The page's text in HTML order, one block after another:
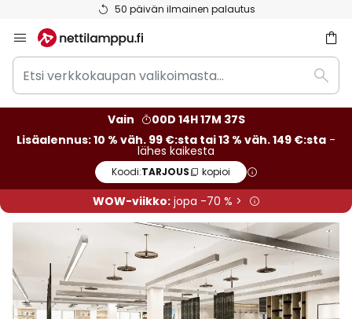
Ilmainen toimitus väh. 99 euron tilauksille
to
Content
Etsi
verkkokaupan
valikoimasta...
Etsi
Vain
00D 14H 17M 35S
Lisäalennus: 10 % väh. 99 €:sta tai 13 % väh. 149 €:sta -
lähes kaikesta
Koodi:TARJOUS kopioi
WOW-viikko:jopa -70 % >